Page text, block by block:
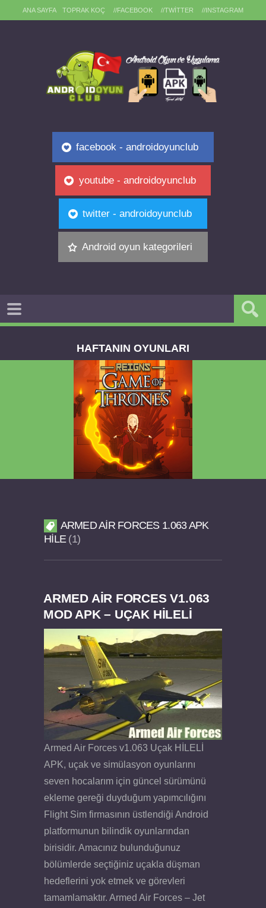
ANA SAYFA TOPRAK KOÇ //FACEBOOK //TWITTER //INSTAGRAM
facebook - androidoyunclub
youtube - androidoyunclub
twitter - androidoyunclub
Android oyun kategorileri
HAFTANIN OYUNLARI
Dream Road Multiplayer v1.4.2 PARA HİLELİ
APK
Felix the Reaper v1.25 FULL APK
ARMED AIR FORCES 1.063 APK
HILE 1
ARMED AIR FORCES V1.063
MOD APK – UÇAK HİLELİ
Armed Air Forces v1.063 Uçak HİLELİ
APK, uçak ve simülasyon oyunlarını
seven hocalarım için güncel sürümünü
ekleme gereği duyduğum yapımcılığını
Flight Sim firmasının üstlendiği Android
platformunun bilindik oyunlarından
birisidir. Amacınız bulunduğunuz
bölümlerde seçtiğiniz uçakla düşman
hedeflerini yok etmek ve görevleri
tamamlamaktır. Armed Air Forces – Jet